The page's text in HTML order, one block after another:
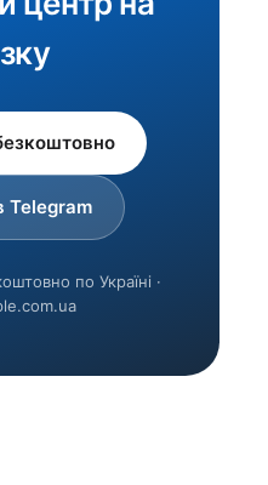
Telegram
по Україні ·